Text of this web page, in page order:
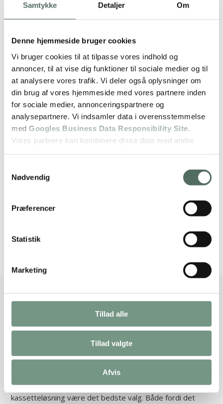
Samtykke Detaljer Om
Denne hjemmeside bruger cookies
Vi bruger cookies til at tilpasse vores indhold og
annoncer, til at vise dig funktioner til sociale medier og til
at analysere vores trafik. Vi deler også oplysninger om
din brug af vores hjemmeside med vores partnere inden
for sociale medier, annonceringspartnere og
analysepartnere. Vi indsamler data i overensstemmelse
med Googles Business Data Responsibility Site
Vores partnere kan kombinere disse data med andre
Nødvendig
Præferencer
Statistik
Marketing
Tillad alle
Tillad valgte
Afvis
Skræddersyet opmåling og professionel
montering er afgørende for både sikkerhed,
funktion og et pænt resultat.
Pris og levetid afhænger især af mål,
kvalitet på dugen, kassetteløsning,
motorisering og underlaget på facaden.
Af Morten Bruzelius
, Amager & København
Indholdsfortegnelse
Hvilken markise skal man vælge
til en privat terrasse i
København?
Når du skal vælge markise til din terrasse i København,
handler det først og fremmest om at finde en løsning, der
passer til husets arkitektur og dine behov for læ. For de
fleste vil en skræddersyet terrassemarkise eller en
kassetteløsning være det bedste valg. Både fordi det